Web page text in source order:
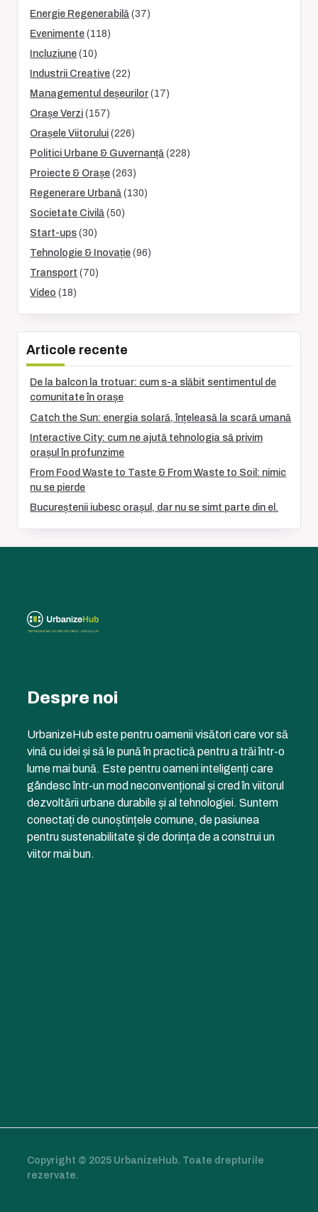
Energie Regenerabilă (37)
Evenimente (118)
Incluziune (10)
Industrii Creative (22)
Managementul deșeurilor (17)
Orașe Verzi (157)
Orașele Viitorului (226)
Politici Urbane & Guvernanță (228)
Proiecte & Orașe (263)
Regenerare Urbană (130)
Societate Civilă (50)
Start-ups (30)
Tehnologie & Inovație (96)
Transport (70)
Video (18)
Articole recente
De la balcon la trotuar: cum s-a slăbit sentimentul de
comunitate în orașe
Catch the Sun: energia solară, înțeleasă la scară umană
Interactive City: cum ne ajută tehnologia să privim
orașul în profunzime
From Food Waste to Taste & From Waste to Soil: nimic
nu se pierde
Bucureștenii iubesc orașul, dar nu se simt parte din el.
Despre noi
UrbanizeHub este pentru oamenii visători care vor să
vină cu idei și să le pună în practică pentru a trăi într-o
lume mai bună. Este pentru oameni inteligenți care
gândesc într-un mod neconvențional și cred în viitorul
dezvoltării urbane durabile și al tehnologiei. Suntem
conectați de cunoștințele comune, de pasiunea
pentru sustenabilitate și de dorința de a construi un
viitor mai bun.
Copyright © 2025 UrbanizeHub. Toate drepturile
rezervate.